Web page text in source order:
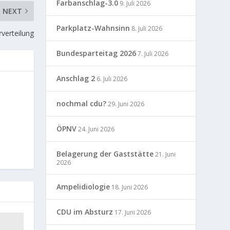
NEXT
Farbanschlag-3.0 9. Juli 2026
Parkplatz-Wahnsinn 8. Juli 2026
Bundesparteitag 20267. Juli 2026
Anschlag 2 6. Juli 2026
nochmal cdu?29. Juni 2026
ÖPNV24. Juni 2026
Belagerung der Gaststätte21. Juni
2026
Ampelidiologie 18. Juni 2026
CDU im Absturz 17. Juni 2026